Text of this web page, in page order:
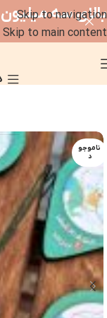
Skip to navigation
Skip to main content
ناموجو
د
بالای سه